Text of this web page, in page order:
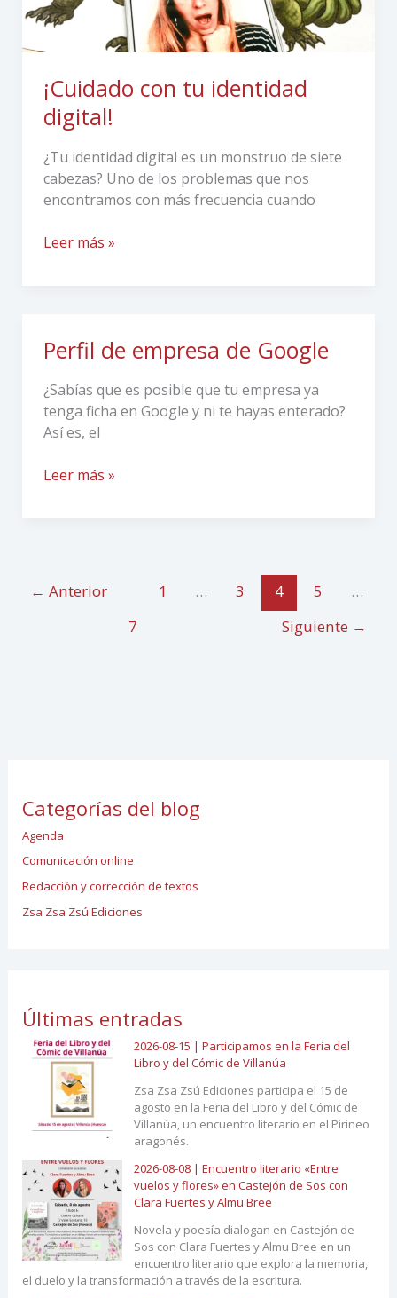
¡Cuidado con tu identidad
digital!
¿Tu identidad digital es un monstruo de siete
cabezas? Uno de los problemas que nos
encontramos con más frecuencia cuando
Leer más »
Perfil de empresa de Google
¿Sabías que es posible que tu empresa ya
tenga ficha en Google y ni te hayas enterado?
Así es, el
Perfil
empresa
de
Google
Leer más »
← Anterior 1 … 3 4 5
…
7
Siguiente →
Categorías del blog
Agenda
Comunicación online
Redacción y corrección de textos
Zsa Zsa Zsú Ediciones
Últimas entradas
2026-08-15 | Participamos en la Feria del
Libro y del Cómic de Villanúa
Zsa Zsa Zsú Ediciones participa el 15 de
agosto en la Feria del Libro y del Cómic de
Villanúa, un encuentro literario en el Pirineo
aragonés.
2026-08-08 | Encuentro literario «Entre
vuelos y flores» en Castejón de Sos con
Clara Fuertes y Almu Bree
Novela y poesía dialogan en Castejón de
Sos con Clara Fuertes y Almu Bree en un
encuentro literario que explora la memoria,
el duelo y la transformación a través de la escritura.